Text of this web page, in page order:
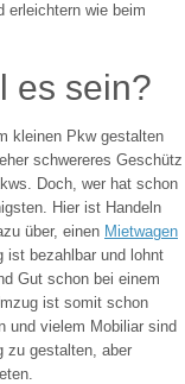
erleichtern wie beim
es sein?
kleinen Pkw gestalten
schwereres Geschütz
Doch, wer hat schon
Hier ist Handeln
über, einen Mietwagen
ist bezahlbar und lohnt
Gut schon bei einem
ist somit schon
und vielem Mobiliar sind
zu gestalten, aber